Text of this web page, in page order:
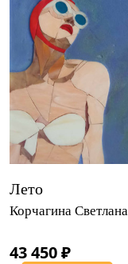
Лето
Корчагина Светлана
43 450 ₽